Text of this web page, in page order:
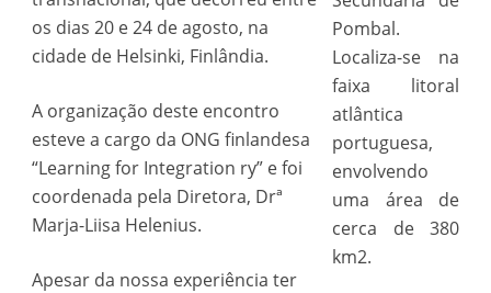
os dias 20 e 24 de agosto, na
cidade de Helsinki, Finlândia.
A organização deste encontro
esteve a cargo da ONG finlandesa
“Learning for Integration ry” e foi
coordenada pela Diretora, Drª
Marja-Liisa Helenius.
Apesar da nossa experiência ter
Pombal.
Localiza-se na
faixa litoral
atlântica
portuguesa,
envolvendo
uma área de
cerca de 380
km2.